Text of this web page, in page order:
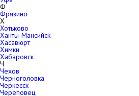
Ф
Фрязино
Х
Хотьково
Ханты-Мансийск
Хасавюрт
Химки
Хабаровск
Ч
Чехов
Черноголовка
Черкесск
Череповец